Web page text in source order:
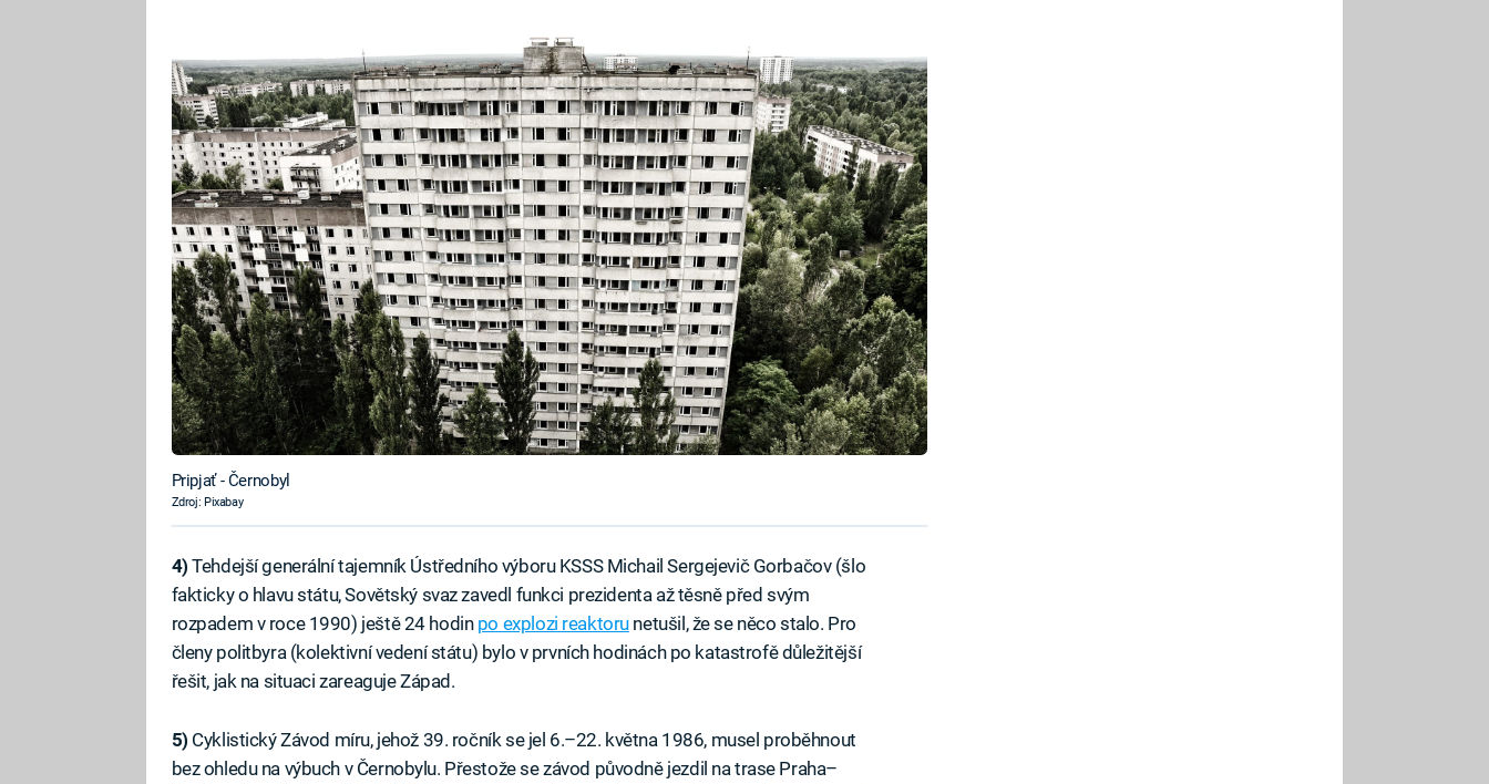
Pripjať - Černobyl
Zdroj: Pixabay
4) Tehdejší generální tajemník Ústředního výboru KSSS Michail Sergejevič Gorbačov (šlo
fakticky o hlavu státu, Sovětský svaz zavedl funkci prezidenta až těsně před svým
rozpadem v roce 1990) ještě 24 hodin po explozi reaktorunetušil, že se něco stalo. Pro
členy politbyra (kolektivní vedení státu) bylo v prvních hodinách po katastrofě důležitější
řešit, jak na situaci zareaguje Západ.
5) Cyklistický Závod míru, jehož 39. ročník se jel 6.–22. května 1986, musel proběhnout
bez ohledu na výbuch v Černobylu. Přestože se závod původně jezdil na trase Praha–